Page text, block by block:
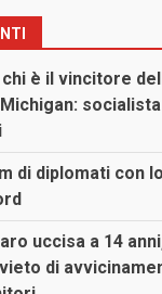
chi è il vincitore
di diplomati con
uccisa a 14
di